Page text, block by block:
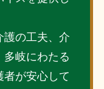
護の工夫、介
岐にわたる
者が安心して